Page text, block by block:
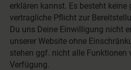
erklären kannst. Es besteht keine
vertragliche Pflicht zur
Du uns Deine Einwilligung nicht
unserer Website ohne
stehen ggf. nicht alle
Verfügung.